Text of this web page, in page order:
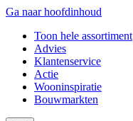
Ga naar hoofdinhoud
Toon hele assortiment
Advies
Klantenservice
Actie
Wooninspiratie
Bouwmarkten